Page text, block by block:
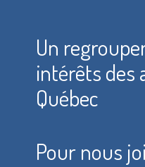
Un
intérêts des
Québec
Pour nous